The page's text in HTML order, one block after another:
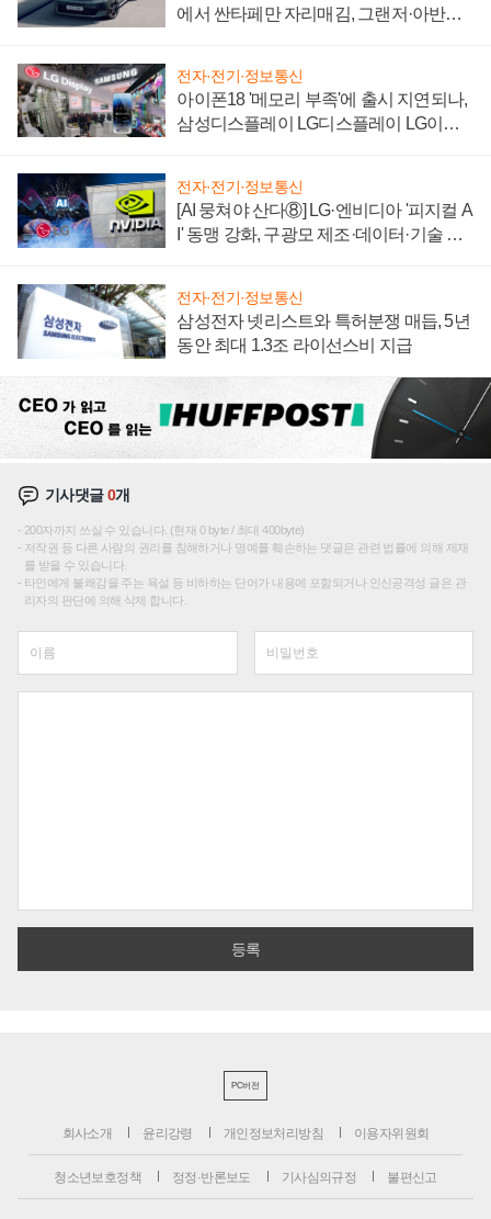
에서 싼타페만 자리매김, 그랜저·아반떼
전자·전기·정보통신
아이폰18 '메모리 부족'에 출시 지연되나,
삼성디스플레이 LG디스플레이 LG이노
전자·전기·정보통신
[AI 뭉쳐야 산다⑧] LG·엔비디아 '피지컬 A
I' 동맹 강화, 구광모 제조·데이터·기술 결
전자·전기·정보통신
삼성전자 넷리스트와 특허분쟁 매듭, 5년
동안 최대 1.3조 라이선스비 지급
기사댓글0개
200자까지 쓰실 수 있습니다. (현재 0 byte / 최대 400byte)
저작권 등 다른 사람의 권리를 침해하거나 명예를 훼손하는 댓글은 관련 법률에 의해 제재
를 받을 수 있습니다.
타인에게 불쾌감을 주는 욕설 등 비하하는 단어가 내용에 포함되거나 인신공격성 글은 관
리자의 판단에 의해 삭제 합니다.
PC버전
회사소개 윤리강령 개인정보처리방침 이용자위원회
청소년보호정책 정정·반론보도 기사심의규정 불편신고